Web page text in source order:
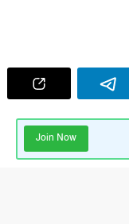
Join Now